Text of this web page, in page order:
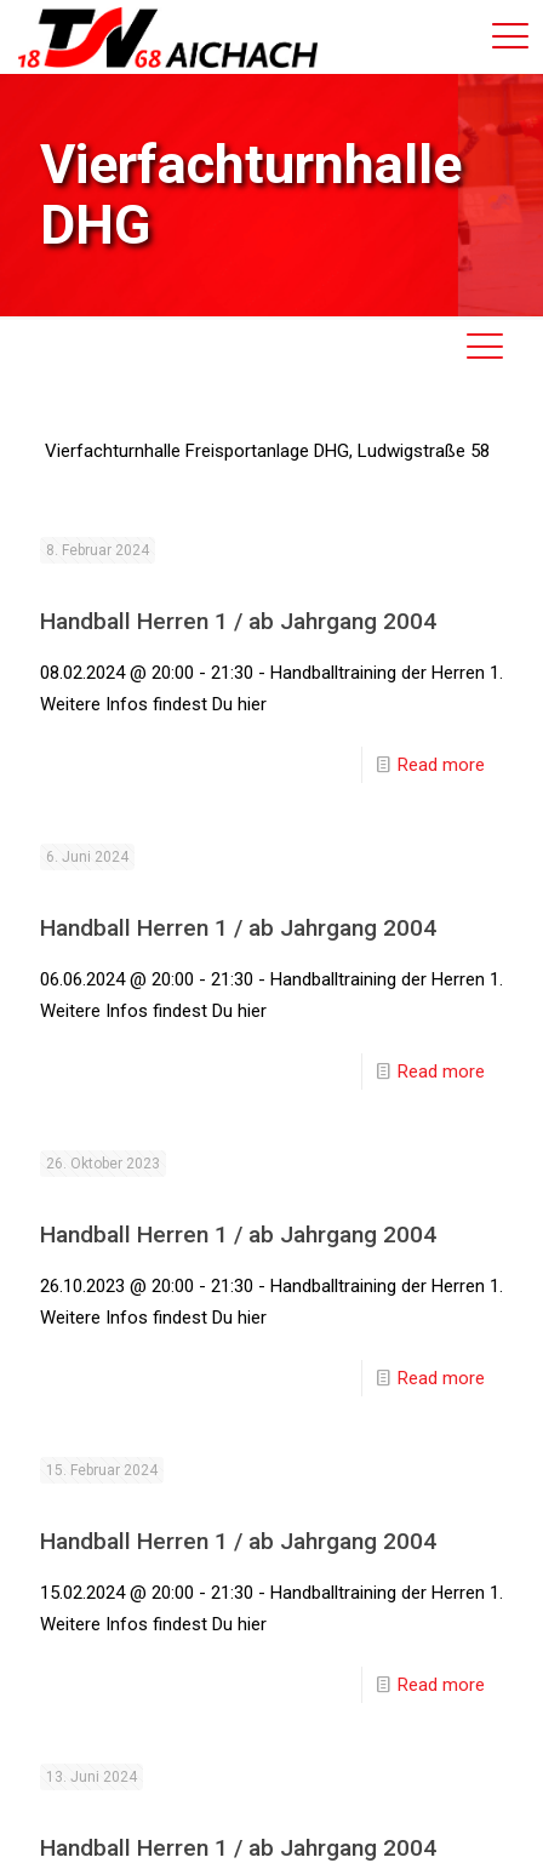
Vierfachturnhalle
DHG
Vierfachturnhalle Freisportanlage DHG, Ludwigstraße 58
8. Februar 2024
Handball Herren 1 / ab Jahrgang 2004
08.02.2024 @ 20:00 - 21:30 - Handballtraining der Herren 1.
Weitere Infos findest Du hier
Read more
6. Juni 2024
Handball Herren 1 / ab Jahrgang 2004
06.06.2024 @ 20:00 - 21:30 - Handballtraining der Herren 1.
Weitere Infos findest Du hier
Read more
26. Oktober 2023
Handball Herren 1 / ab Jahrgang 2004
26.10.2023 @ 20:00 - 21:30 - Handballtraining der Herren 1.
Weitere Infos findest Du hier
Read more
15. Februar 2024
Handball Herren 1 / ab Jahrgang 2004
15.02.2024 @ 20:00 - 21:30 - Handballtraining der Herren 1.
Weitere Infos findest Du hier
Read more
13. Juni 2024
Handball Herren 1 / ab Jahrgang 2004